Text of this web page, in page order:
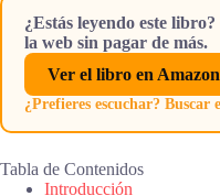
¿Estás leyendo este
la web sin pagar de más.
Ver el libro en
¿Prefieres escuchar?
Tabla de Contenidos
Introducción